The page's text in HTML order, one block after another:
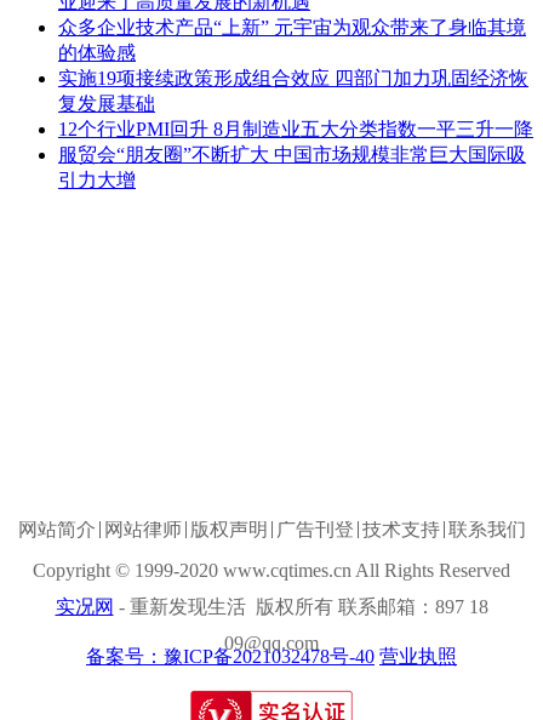
众多企业技术产品“上新” 元宇宙为观众带来了身临其境
的体验感
实施19项接续政策形成组合效应 四部门加力巩固经济恢
复发展基础
12个行业PMI回升 8月制造业五大分类指数一平三升一降
服贸会“朋友圈”不断扩大 中国市场规模非常巨大国际吸
引力大增
网站简介 网站律师 版权声明 广告刊登 技术支持 联系我们
Copyright © 1999-2020 www.cqtimes.cn All Rights Reserved
实况网 - 重新发现生活 版权所有 联系邮箱：897 18
09@qq.com
备案号：豫ICP备2021032478号-40 营业执照